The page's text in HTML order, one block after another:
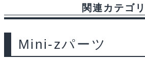
関連カテゴリ
Mini-zパーツ